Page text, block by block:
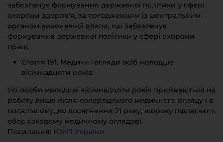
забезпечує формування державної політики у сфері
охорони здоров’я, за погодженням із центральним
органом виконавчої влади, що забезпечує
формування державної політики у сфері охорони
праці.
Стаття 191. Медичні огляди осіб молодше
вісімнадцяти років
Усі особи молодше вісімнадцяти років приймаються на
роботу лише після попереднього медичного огляду і в
подальшому, до досягнення 21 року, щороку підлягають
обов'язковому медичному оглядові.
Посилання: КЗпП України